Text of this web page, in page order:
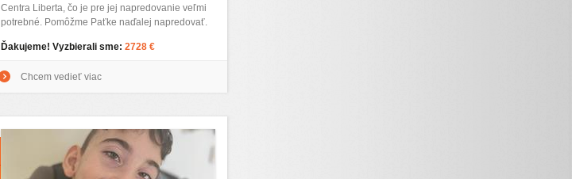
Centra Liberta, čo je pre jej napredovanie veľmi
potrebné. Pomôžme Paťke naďalej napredovať.
Ďakujeme! Vyzbierali sme: 2728 €
Chcem vedieť viac